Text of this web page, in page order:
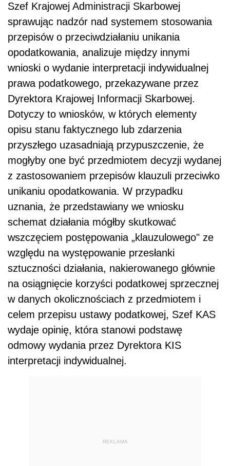
Szef Krajowej Administracji Skarbowej
sprawując nadzór nad systemem stosowania
przepisów o przeciwdziałaniu unikania
opodatkowania, analizuje między innymi
wnioski o wydanie interpretacji indywidualnej
prawa podatkowego, przekazywane przez
Dyrektora Krajowej Informacji Skarbowej.
Dotyczy to wniosków, w których elementy
opisu stanu faktycznego lub zdarzenia
przyszłego uzasadniają przypuszczenie, że
mogłyby one być przedmiotem decyzji wydanej
z zastosowaniem przepisów klauzuli przeciwko
unikaniu opodatkowania. W przypadku
uznania, że przedstawiany we wniosku
schemat działania mógłby skutkować
wszczęciem postępowania „klauzulowego" ze
względu na występowanie przesłanki
sztuczności działania, nakierowanego głównie
na osiągnięcie korzyści podatkowej sprzecznej
w danych okolicznościach z przedmiotem i
celem przepisu ustawy podatkowej, Szef KAS
wydaje opinię, która stanowi podstawę
odmowy wydania przez Dyrektora KIS
interpretacji indywidualnej.
REKLAMA